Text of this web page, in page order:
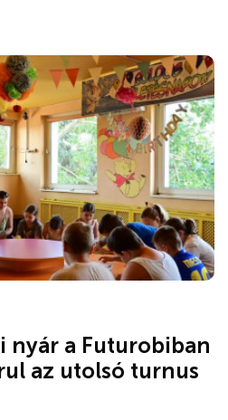
nyár a Futurobiban
az utolsó turnus